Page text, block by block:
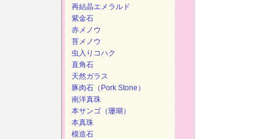
再結晶エメラルド
紫金石
赤メノウ
苔メノウ
虫入りコハク
直角石
天然ガラス
豚肉石（Pork Stone）
南洋真珠
本サンゴ（珊瑚）
本真珠
模造石